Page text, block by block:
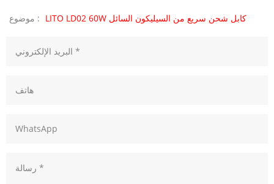
موضوع : LITO LD02 60W كابل شحن سريع من السيليكون السائل